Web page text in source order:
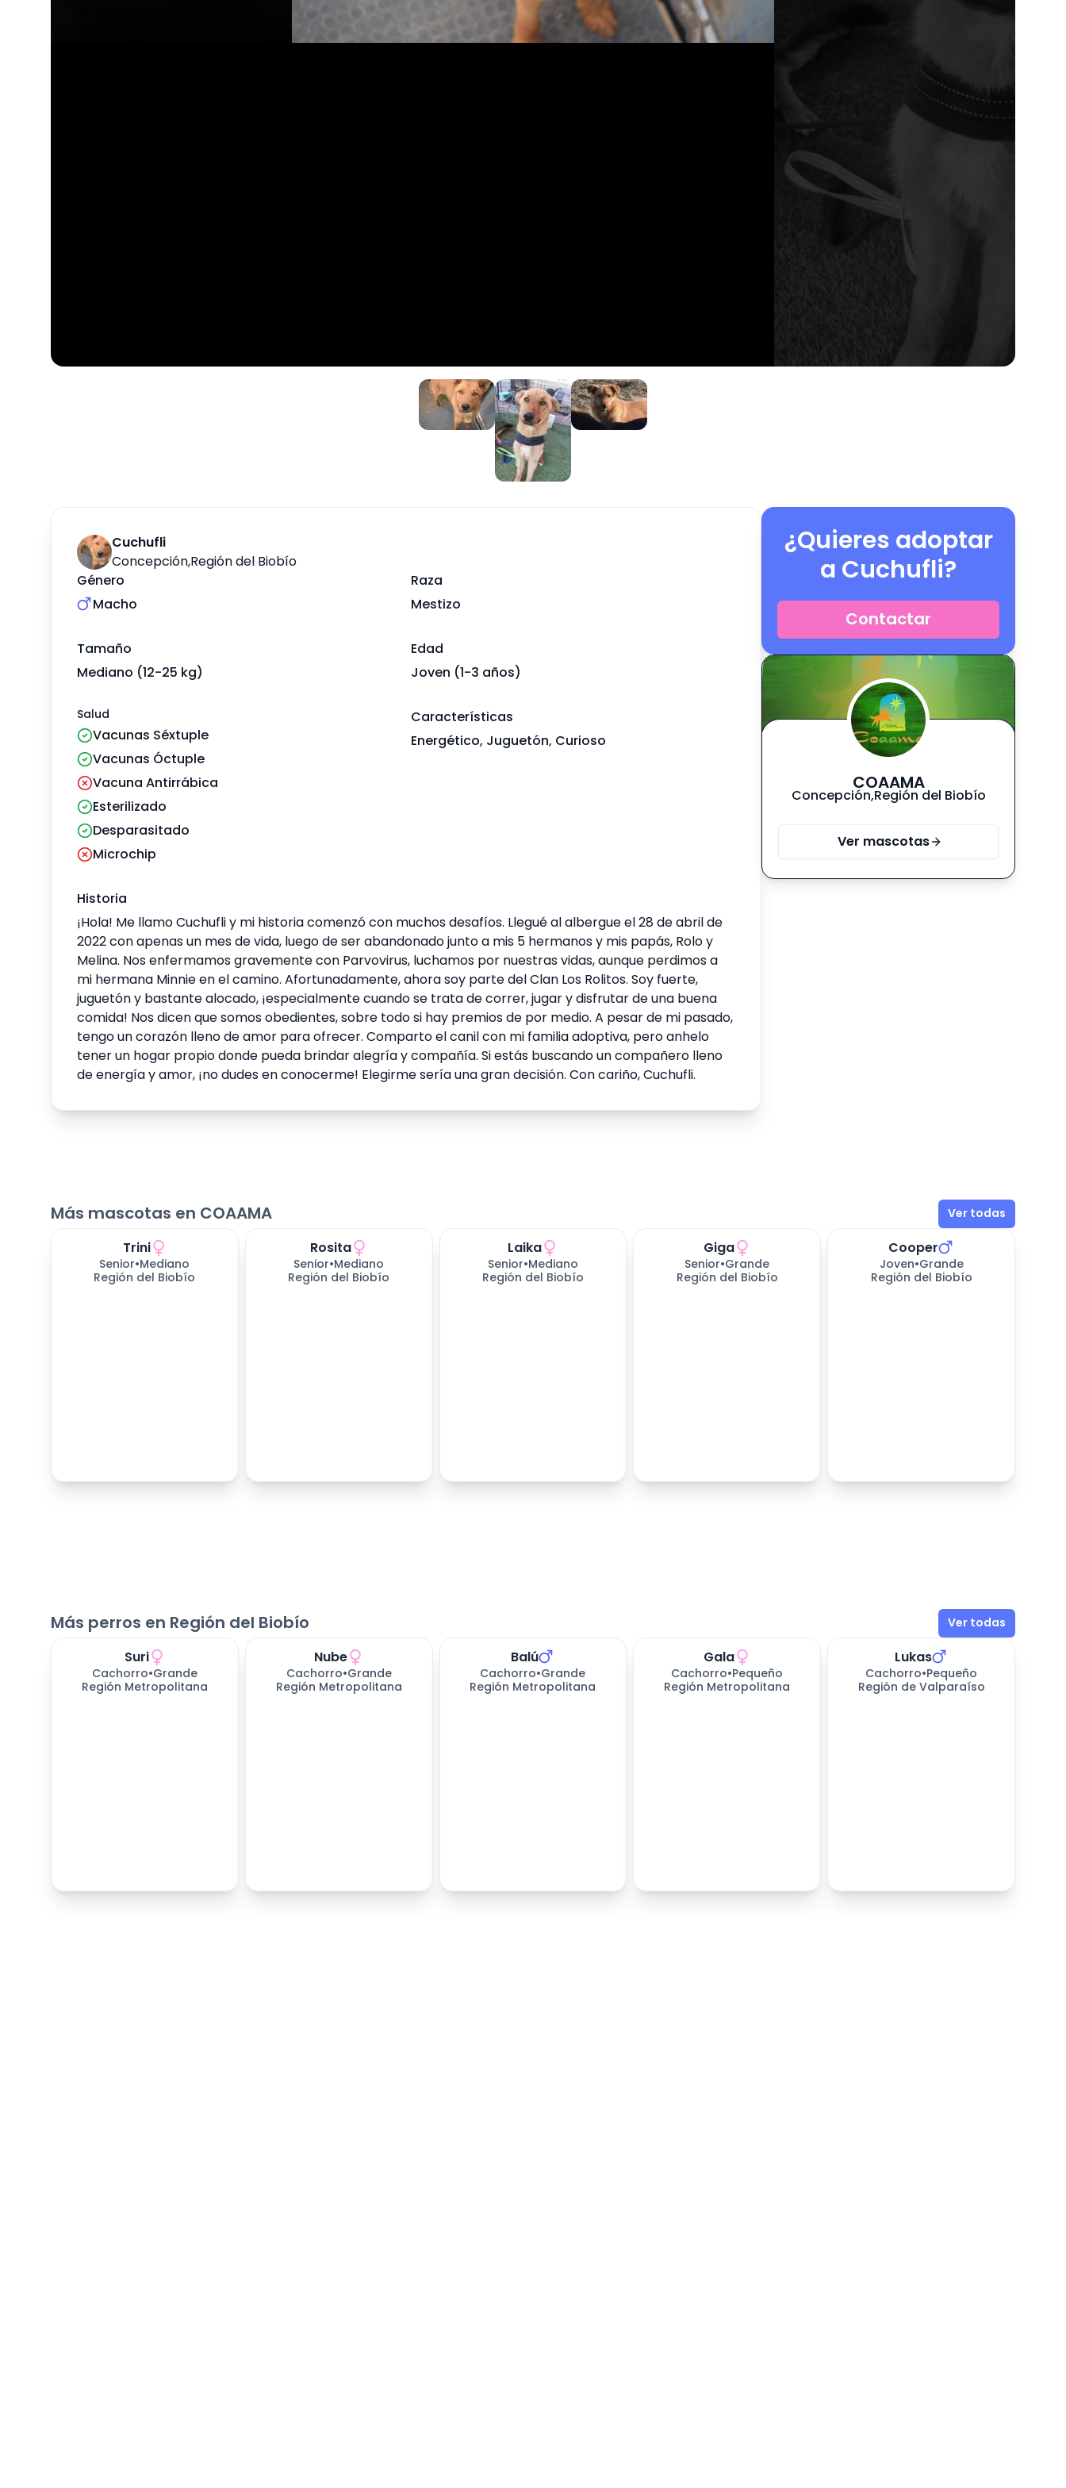
Cuchufli
Concepción,Región del Biobío
Género
Macho
Raza
Mestizo
Tamaño
Mediano (12-25 kg)
Edad
Joven (1-3 años)
Salud
Vacunas Séxtuple
Vacunas Óctuple
Vacuna Antirrábica
Esterilizado
Desparasitado
Microchip
Características
Energético, Juguetón, Curioso
Historia
¡Hola! Me llamo Cuchufli y mi historia comenzó con muchos desafíos. Llegué al albergue el 28 de abril de
2022 con apenas un mes de vida, luego de ser abandonado junto a mis 5 hermanos y mis papás, Rolo y
Melina. Nos enfermamos gravemente con Parvovirus, luchamos por nuestras vidas, aunque perdimos a
mi hermana Minnie en el camino. Afortunadamente, ahora soy parte del Clan Los Rolitos. Soy fuerte,
juguetón y bastante alocado, ¡especialmente cuando se trata de correr, jugar y disfrutar de una buena
comida! Nos dicen que somos obedientes, sobre todo si hay premios de por medio. A pesar de mi pasado,
tengo un corazón lleno de amor para ofrecer. Comparto el canil con mi familia adoptiva, pero anhelo
tener un hogar propio donde pueda brindar alegría y compañía. Si estás buscando un compañero lleno
de energía y amor, ¡no dudes en conocerme! Elegirme sería una gran decisión. Con cariño, Cuchufli.
¿Quieres adoptar
a Cuchufli?
Contactar
COAAMA
Concepción,Región del Biobío
Ver mascotas
Más mascotas en COAAMA Ver todas
días esperando
Trini
Senior•Mediano
Región del Biobío
días esperando
Rosita
Senior•Mediano
Región del Biobío
días esperando
Laika
Senior•Mediano
Región del Biobío
días esperando
Giga
Senior•Grande
Región del Biobío
días esperando
Cooper
Joven•Grande
Región del Biobío
Más perros en Región del Biobío Ver todas
Suri
Cachorro•Grande
Región Metropolitana
Nube
Cachorro•Grande
Región Metropolitana
Balú
Cachorro•Grande
Región Metropolitana
Gala
Cachorro•Pequeño
Región Metropolitana
Lukas
Cachorro•Pequeño
Región de Valparaíso